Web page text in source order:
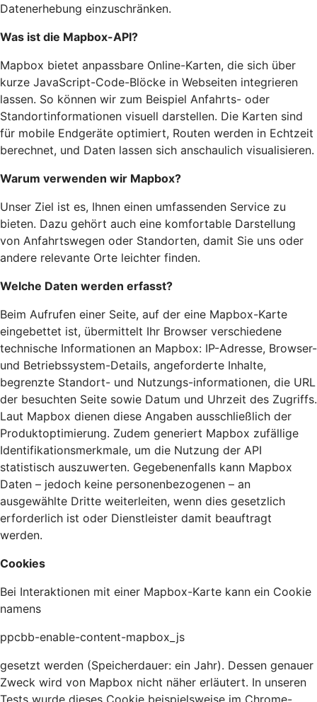
Datenerhebung einzuschränken.
Was ist die Mapbox-API?
Mapbox bietet anpassbare Online-Karten, die sich über
kurze JavaScript-Code-Blöcke in Webseiten integrieren
lassen. So können wir zum Beispiel Anfahrts- oder
Standortinformationen visuell darstellen. Die Karten sind
für mobile Endgeräte optimiert, Routen werden in Echtzeit
berechnet, und Daten lassen sich anschaulich visualisieren.
Warum verwenden wir Mapbox?
Unser Ziel ist es, Ihnen einen umfassenden Service zu
bieten. Dazu gehört auch eine komfortable Darstellung
von Anfahrtswegen oder Standorten, damit Sie uns oder
andere relevante Orte leichter finden.
Welche Daten werden erfasst?
Beim Aufrufen einer Seite, auf der eine Mapbox-Karte
eingebettet ist, übermittelt Ihr Browser verschiedene
technische Informationen an Mapbox: IP-Adresse, Browser-
und Betriebssystem-Details, angeforderte Inhalte,
begrenzte Standort- und Nutzungs-informationen, die URL
der besuchten Seite sowie Datum und Uhrzeit des Zugriffs.
Laut Mapbox dienen diese Angaben ausschließlich der
Produktoptimierung. Zudem generiert Mapbox zufällige
Identifikationsmerkmale, um die Nutzung der API
statistisch auszuwerten. Gegebenenfalls kann Mapbox
Daten – jedoch keine personenbezogenen – an
ausgewählte Dritte weiterleiten, wenn dies gesetzlich
erforderlich ist oder Dienstleister damit beauftragt
werden.
Cookies
Bei Interaktionen mit einer Mapbox-Karte kann ein Cookie
namens
ppcbb-enable-content-mapbox_js
gesetzt werden (Speicherdauer: ein Jahr). Dessen genauer
Zweck wird von Mapbox nicht näher erläutert. In unseren
Tests wurde dieses Cookie beispielsweise im Chrome-